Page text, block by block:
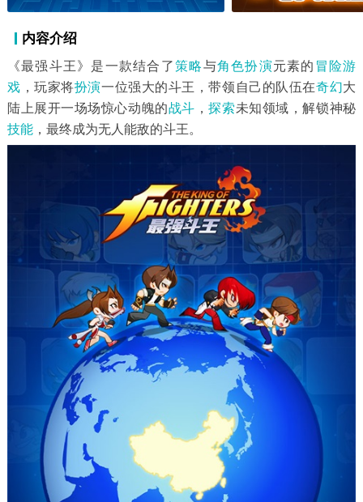
内容介绍
《最强斗王》是一款结合了策略与角色扮演元素的 冒险游
戏 ，玩家将扮演一位强大的斗王，带领自己的队伍在奇幻大
陆上展开一场场惊心动魄的战斗 ，探索未知领域，解锁神秘
技能，最终成为无人能敌的斗王。